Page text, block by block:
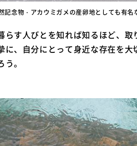
記念物・アカウミガメの産卵地としても有
らす人びとを知れば知るほど、
に、自分にとって身近な存在を
。